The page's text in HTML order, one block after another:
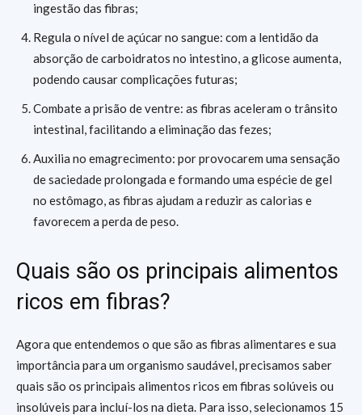
ingestão das fibras;
Regula o nível de açúcar no sangue: com a lentidão da
absorção de carboidratos no intestino, a glicose aumenta,
podendo causar complicações futuras;
Combate a prisão de ventre: as fibras aceleram o trânsito
intestinal, facilitando a eliminação das fezes;
Auxilia no emagrecimento: por provocarem uma sensação
de saciedade prolongada e formando uma espécie de gel
no estômago, as fibras ajudam a reduzir as calorias e
favorecem a perda de peso.
Quais são os principais alimentos
ricos em fibras?
Agora que entendemos o que são as fibras alimentares e sua
importância para um organismo saudável, precisamos saber
quais são os principais alimentos ricos em fibras solúveis ou
insolúveis para incluí-los na dieta. Para isso, selecionamos 15